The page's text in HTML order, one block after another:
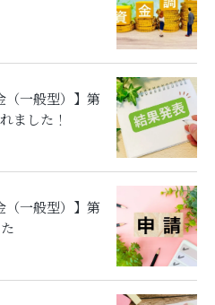
（一般型）】第
ました！
（一般型）】第